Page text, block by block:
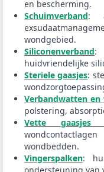
en bescherming.
Schuimverband:
wondgebied.
Siliconenverband:
huidvriendelijke
Steriele gaasjes:
Verbandwatten
polstering,
Vette gaasjes
wondbedden.
Vingerspalken: